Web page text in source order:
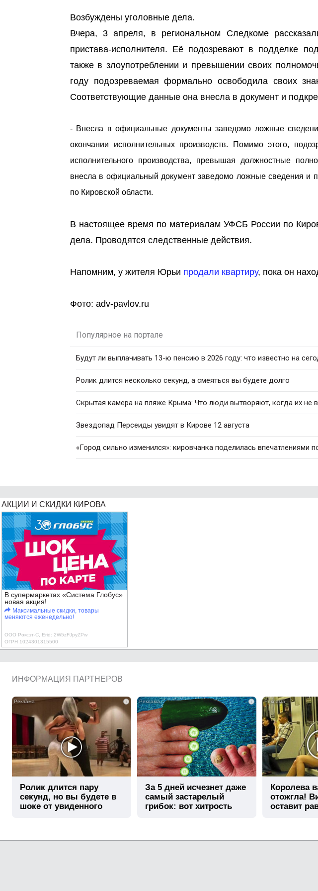
Возбуждены уголовные дела.
Вчера, 3 апреля, в региональном Следкоме
пристава-исполнителя. Её подозревают в подделке
также в злоупотреблении и превышении своих
году подозреваемая формально освободила своих
Соответствующие данные она внесла в документ и
- Внесла в официальные документы заведомо ложные
окончании исполнительных производств. Помимо этого,
исполнительного производства, превышая должностные
внесла в официальный документ заведомо ложные сведения и
по Кировской области.
В настоящее время по материалам УФСБ России по
дела. Проводятся следственные действия.
Напомним, у жителя Юрьи продали квартиру, пока он
Фото: adv-pavlov.ru
Популярное на портале
Будут ли выплачивать 13-ю пенсию в 2026 году: что известно на
Ролик длится несколько секунд, а смеяться вы будете долго
Скрытая камера на пляже Крыма: Что люди вытворяют, когда их не
Звездопад Персеиды увидят в Кирове 12 августа
«Город сильно изменился»: кировчанка поделилась впечатлениями
АКЦИИ И СКИДКИ КИРОВА
В супермаркетах «Система Глобус»
новая акция!
Максимальные скидки, товары
меняются еженедельно!
ООО Роксэт-С, Erid: 2W5zFJpyZPw
ОГРН 1024301315500
ИНФОРМАЦИЯ ПАРТНЕРОВ
i
Ролик длится пару
секунд, но вы будете в
шоке от увиденного
i
За 5 дней исчезнет даже
самый застарелый
грибок: вот хитрость
Королева
отожгла!
оставит